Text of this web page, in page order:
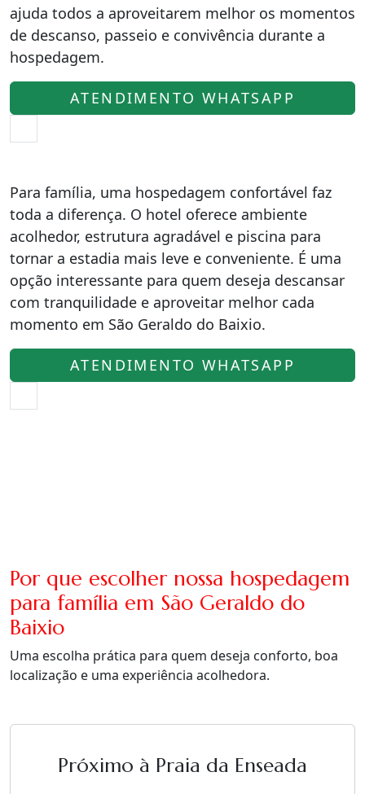
ajuda todos a aproveitarem melhor os momentos
de descanso, passeio e convivência durante a
hospedagem.
ATENDIMENTO WHATSAPP
Para família, uma hospedagem confortável faz
toda a diferença. O hotel oferece ambiente
acolhedor, estrutura agradável e piscina para
tornar a estadia mais leve e conveniente. É uma
opção interessante para quem deseja descansar
com tranquilidade e aproveitar melhor cada
momento em São Geraldo do Baixio.
ATENDIMENTO WHATSAPP
Por que escolher nossa hospedagem
para família em São Geraldo do
Baixio
Uma escolha prática para quem deseja conforto, boa
localização e uma experiência acolhedora.
Próximo à Praia da Enseada